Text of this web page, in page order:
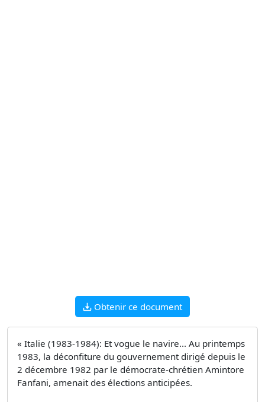
Obtenir ce document
« Italie (1983-1984): Et vogue le navire... Au printemps
1983, la déconfiture du gouvernement dirigé depuis le
2 décembre 1982 par le démocrate-chrétien Amintore
Fanfani, amenait des élections anticipées.